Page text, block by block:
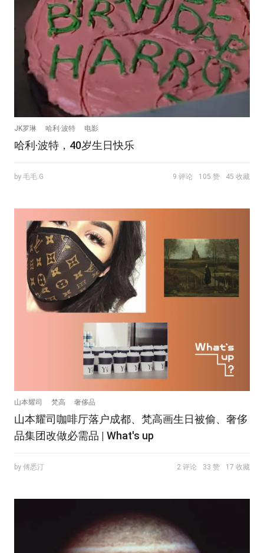
JK罗琳 哈利·波特 电影
哈利·波特，40岁生日快乐
by 毛毛.G 9 评论 105 赞 45 收藏
山本耀司 梵高 奢侈品
山本耀司咖啡厅落户成都、梵高画生日被偷、奢侈
品集团改做必需品 | What's up
by 傅悉汀 2 评论 33 赞 17 收藏